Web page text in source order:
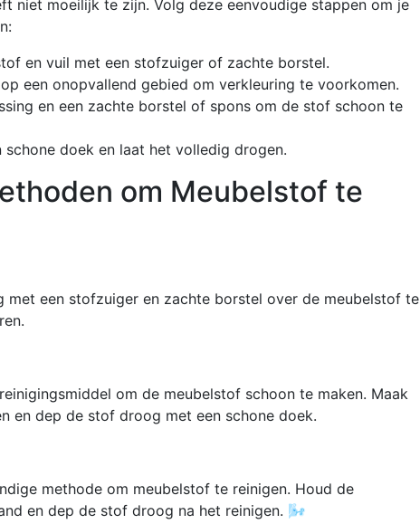
niet moeilijk te zijn. Volg deze eenvoudige stappen om je
en vuil met een stofzuiger of zachte borstel.
een onopvallend gebied om verkleuring te voorkomen.
en een zachte borstel of spons om de stof schoon te
doek en laat het volledig drogen.
om Meubelstof te
met een stofzuiger en zachte borstel over de meubelstof te
om de meubelstof schoon te maken. Maak
en dep de stof droog met een schone doek.
methode om meubelstof te reinigen. Houd de
en dep de stof droog na het reinigen. 🌬️